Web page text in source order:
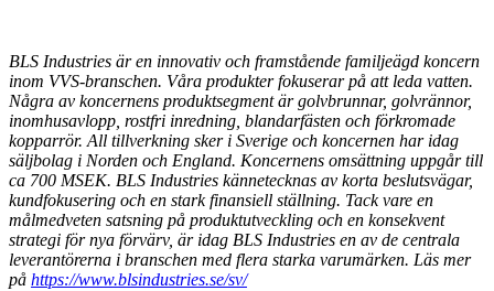
BLS Industries är en innovativ och framstående familjeägd koncern
inom VVS-branschen. Våra produkter fokuserar på att leda vatten.
Några av koncernens produktsegment är golvbrunnar, golvrännor,
inomhusavlopp, rostfri inredning, blandarfästen och förkromade
kopparrör. All tillverkning sker i Sverige och koncernen har idag
säljbolag i Norden och England. Koncernens omsättning uppgår till
ca 700 MSEK. BLS Industries kännetecknas av korta beslutsvägar,
kundfokusering och en stark finansiell ställning. Tack vare en
målmedveten satsning på produktutveckling och en konsekvent
strategi för nya förvärv, är idag BLS Industries en av de centrala
leverantörerna i branschen med flera starka varumärken. Läs mer
på https://www.blsindustries.se/sv/